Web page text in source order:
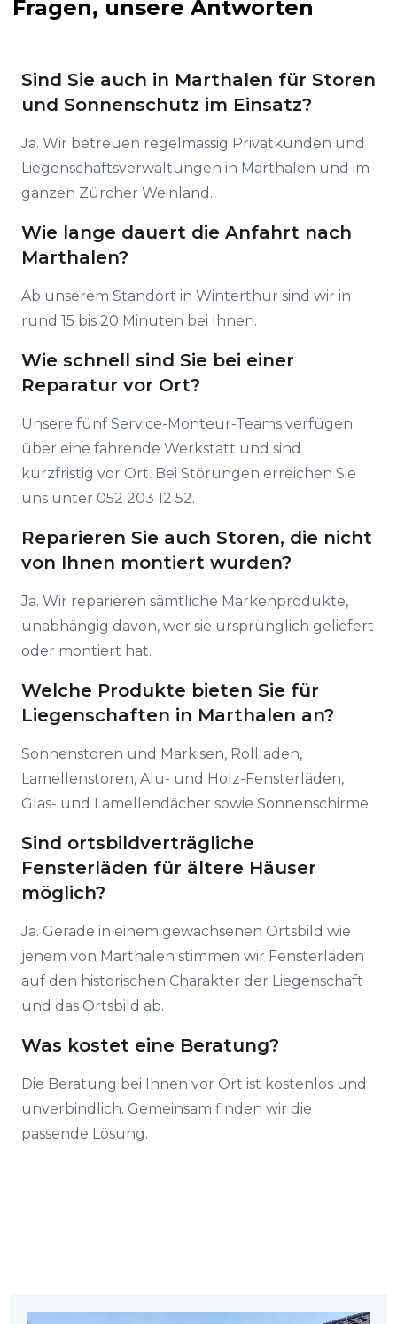
Fragen, unsere Antworten
Sind Sie auch in Marthalen für Storen
und Sonnenschutz im Einsatz?
Ja. Wir betreuen regelmässig Privatkunden und
Liegenschaftsverwaltungen in Marthalen und im
ganzen Zürcher Weinland.
Wie lange dauert die Anfahrt nach
Marthalen?
Ab unserem Standort in Winterthur sind wir in
rund 15 bis 20 Minuten bei Ihnen.
Wie schnell sind Sie bei einer
Reparatur vor Ort?
Unsere fünf Service-Monteur-Teams verfügen
über eine fahrende Werkstatt und sind
kurzfristig vor Ort. Bei Störungen erreichen Sie
uns unter 052 203 12 52.
Reparieren Sie auch Storen, die nicht
von Ihnen montiert wurden?
Ja. Wir reparieren sämtliche Markenprodukte,
unabhängig davon, wer sie ursprünglich geliefert
oder montiert hat.
Welche Produkte bieten Sie für
Liegenschaften in Marthalen an?
Sonnenstoren und Markisen, Rollladen,
Lamellenstoren, Alu- und Holz-Fensterläden,
Glas- und Lamellendächer sowie Sonnenschirme.
Sind ortsbildverträgliche
Fensterläden für ältere Häuser
möglich?
Ja. Gerade in einem gewachsenen Ortsbild wie
jenem von Marthalen stimmen wir Fensterläden
auf den historischen Charakter der Liegenschaft
und das Ortsbild ab.
Was kostet eine Beratung?
Die Beratung bei Ihnen vor Ort ist kostenlos und
unverbindlich. Gemeinsam finden wir die
passende Lösung.